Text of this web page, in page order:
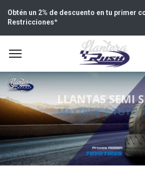
Obtén un 2% de descuento en tu primer
Restricciones*
LLANTAS SEMI
MAXTREK | TOYO